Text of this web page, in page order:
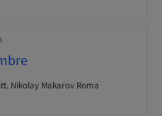
Nikolay Makarov Roma